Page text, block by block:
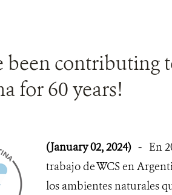
been contributing
for 60 years!
(January 02, 2024) - En
trabajo de WCS en
los ambientes naturales